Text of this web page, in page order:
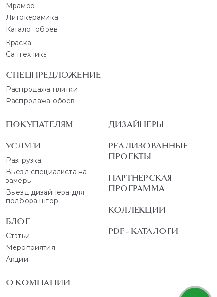
Мрамор
Литокерамика
Каталог обоев
Краска
Сантехника
СПЕЦПРЕДЛОЖЕНИЕ
Распродажа плитки
Распродажа обоев
ПОКУПАТЕЛЯМ
УСЛУГИ
Разгрузка
Выезд специалиста на
замеры
Выезд дизайнера для
подбора штор
БЛОГ
Статьи
Мероприятия
Акции
ДИЗАЙНЕРЫ
РЕАЛИЗОВАННЫЕ
ПРОЕКТЫ
ПАРТНЕРСКАЯ
ПРОГРАММА
КОЛЛЕКЦИИ
PDF - КАТАЛОГИ
О КОМПАНИИ